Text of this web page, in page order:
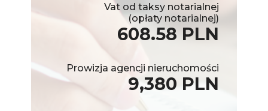
Vat od taksy notarialnej
(opłaty notarialnej)
608.58 PLN
Prowizja agencji nieruchomości
9,380 PLN